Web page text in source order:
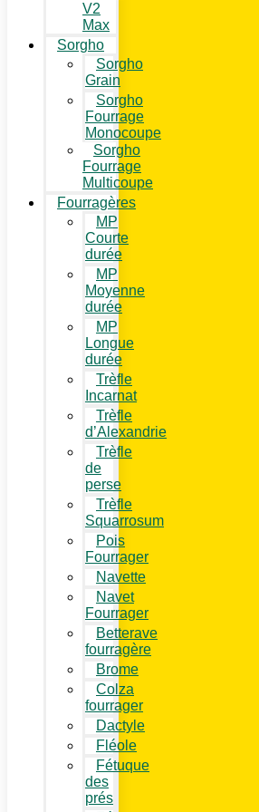
V2
Max
Sorgho
Sorgho
Grain
Sorgho
Fourrage
Monocoupe
Sorgho
Fourrage
Multicoupe
Fourragères
MP
Courte
durée
MP
Moyenne
durée
MP
Longue
durée
Trèfle
Incarnat
Trèfle
d’Alexandrie
Trèfle
de
perse
Trèfle
Squarrosum
Pois
Fourrager
Navette
Navet
Fourrager
Betterave
fourragère
Brome
Colza
fourrager
Dactyle
Fléole
Fétuque
des
prés